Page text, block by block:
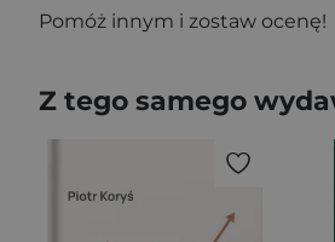
Pomóż innym i zostaw ocenę!
Z tego samego